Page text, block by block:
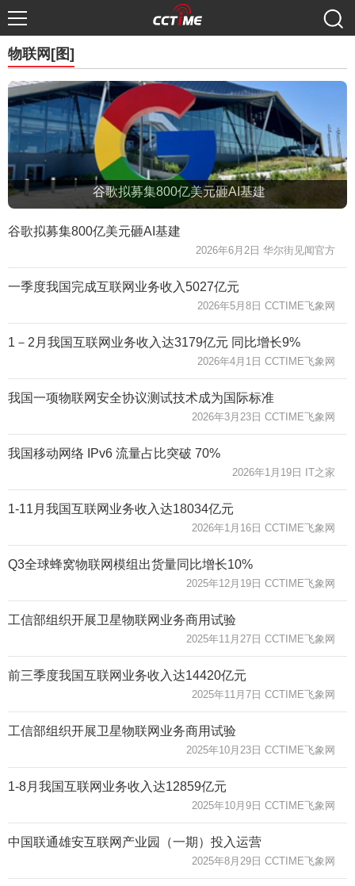
物联网[图]
谷歌拟募集800亿美元砸AI基建
谷歌拟募集800亿美元砸AI基建
2026年6月2日 华尔街见闻官方
一季度我国完成互联网业务收入5027亿元
2026年5月8日 CCTIME飞象网
1－2月我国互联网业务收入达3179亿元 同比增长9%
2026年4月1日 CCTIME飞象网
我国一项物联网安全协议测试技术成为国际标准
2026年3月23日 CCTIME飞象网
我国移动网络 IPv6 流量占比突破 70%
2026年1月19日 IT之家
1-11月我国互联网业务收入达18034亿元
2026年1月16日 CCTIME飞象网
Q3全球蜂窝物联网模组出货量同比增长10%
2025年12月19日 CCTIME飞象网
工信部组织开展卫星物联网业务商用试验
2025年11月27日 CCTIME飞象网
前三季度我国互联网业务收入达14420亿元
2025年11月7日 CCTIME飞象网
工信部组织开展卫星物联网业务商用试验
2025年10月23日 CCTIME飞象网
1-8月我国互联网业务收入达12859亿元
2025年10月9日 CCTIME飞象网
中国联通雄安互联网产业园（一期）投入运营
2025年8月29日 CCTIME飞象网